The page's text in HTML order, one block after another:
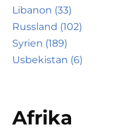
Libanon (33)
Russland (102)
Syrien (189)
Usbekistan (6)
Afrika